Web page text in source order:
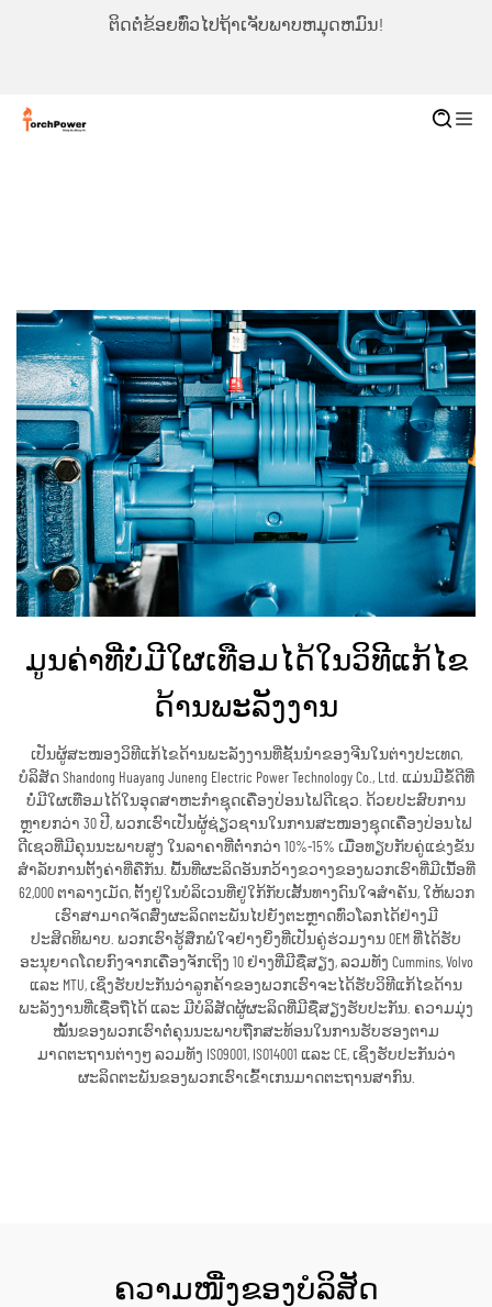
ຕິດຕໍ່ຂ້ອຍທົ່ວໄປຖ້າເຈັບພາບຫມຸດຫມົນ!
ມູນຄ່າທີ່ບໍ່ມີໃຜເທືອມໄດ້ໃນວິທີແກ້ໄຂ
ດ້ານພະລັງງານ
ເປັນຜູ້ສະໜອງວິທີແກ້ໄຂດ້ານພະລັງງານທີ່ຊັ້ນນຳຂອງຈີນໃນຕ່າງປະເທດ,
ບໍລິສັດ Shandong Huayang Juneng Electric Power Technology Co., Ltd. ແມ່ນມີຂໍ້ດີທີ່
ບໍ່ມີໃຜເທືອມໄດ້ໃນອຸດສາຫະກຳຊຸດເຄື່ອງປ່ອນໄຟດີເຊວ. ດ້ວຍປະສົບການ
ຫຼາຍກວ່າ 30 ປີ, ພວກເຮົາເປັນຜູ້ຊ່ຽວຊານໃນການສະໜອງຊຸດເຄື່ອງປ່ອນໄຟ
ດີເຊວທີ່ມີຄຸນນະພາບສູງ ໃນລາຄາທີ່ຕ່ຳກວ່າ 10%-15% ເມື່ອທຽບກັບຄູ່ແຂ່ງຂັນ
ສຳລັບການຕັ້ງຄ່າທີ່ຄືກັນ. ພື້ນທີ່ຜະລິດອັນກວ້າງຂວາງຂອງພວກເຮົາທີ່ມີເນື້ອທີ່
62,000 ຕາລາງເມັດ, ຕັ້ງຢູ່ໃນບໍລິເວນທີ່ຢູ່ໃກ້ກັບເສັ້ນທາງດົນໃຈສຳຄັນ, ໃຫ້ພວກ
ເຮົາສາມາດຈັດສົ່ງຜະລິດຕະພັນໄປຍັງຕະຫຼາດທົ່ວໂລກໄດ້ຢ່າງມີ
ປະສິດທິພາບ. ພວກເຮົາຮູ້ສຶກພໍໃຈຢ່າງຍິ່ງທີ່ເປັນຄູ່ຮ່ວມງານ OEM ທີ່ໄດ້ຮັບ
ອະນຸຍາດໂດຍກົງຈາກເຄື່ອງຈັກເຖິງ 10 ຢ່າງທີ່ມີຊື່ສຽງ, ລວມທັງ Cummins, Volvo
ແລະ MTU, ເຊິ່ງຮັບປະກັນວ່າລູກຄ້າຂອງພວກເຮົາຈະໄດ້ຮັບວິທີແກ້ໄຂດ້ານ
ພະລັງງານທີ່ເຊື່ອຖືໄດ້ ແລະ ມີບໍລິສັດຜູ້ຜະລິດທີ່ມີຊື່ສຽງຮັບປະກັນ. ຄວາມມຸ່ງ
ໝັ້ນຂອງພວກເຮົາຕໍ່ຄຸນນະພາບຖືກສະທ້ອນໃນການຮັບຮອງຕາມ
ມາດຕະຖານຕ່າງໆ ລວມທັງ ISO9001, ISO14001 ແລະ CE, ເຊິ່ງຮັບປະກັນວ່າ
ຜະລິດຕະພັນຂອງພວກເຮົາເຂົ້າເກນມາດຕະຖານສາກົນ.
ຄວາມໜື່ງຂອງບໍລິສັດ